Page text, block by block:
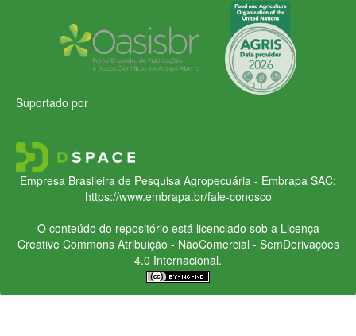
Suportado por
Empresa Brasileira de Pesquisa Agropecuária - Embrapa SAC:
https://www.embrapa.br/fale-conosco
O conteúdo do repositório está licenciado sob a Licença
Creative CommonsAtribuição - NãoComercial - SemDerivações
4.0 Internacional.